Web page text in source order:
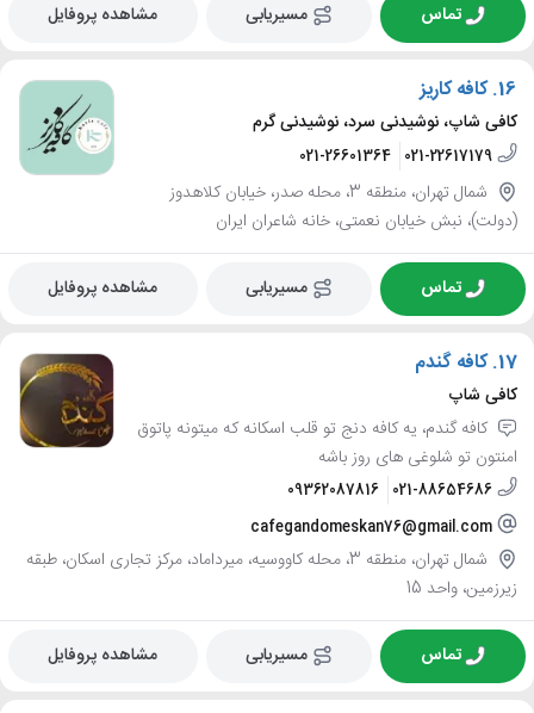
تماس مسیریابی مشاهده پروفایل
16. کافه کاریز
کافی شاپ، نوشیدنی سرد، نوشیدنی گرم
021-22617179
021-26601364
شمال تهران، منطقه 3، محله صدر، خیابان کلاهدوز
(دولت)، نبش خیابان نعمتی، خانه شاعران ایران
تماس مسیریابی مشاهده پروفایل
17. کافه گندم
کافی شاپ
کافه گندم، یه کافه دنج تو قلب اسکانه که میتونه پاتوق
امنتون تو شلوغی های روز باشه
021-88654686
09362087816
cafegandomeskan76@gmail.com
شمال تهران، منطقه 3، محله کاووسیه، میرداماد، مرکز تجاری اسکان، طبقه
زیرزمین، واحد 15
تماس مسیریابی مشاهده پروفایل